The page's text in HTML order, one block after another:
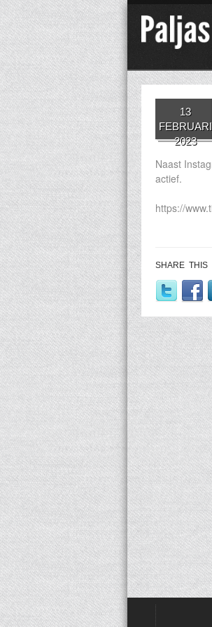
13
FEBRUARI
2023
Naast
actief.
https://
SHARE THIS